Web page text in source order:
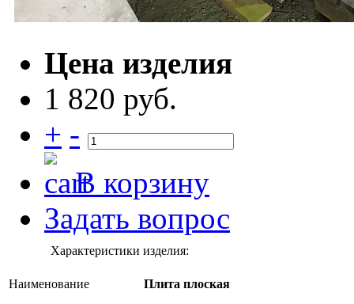
Цена изделия
1 820 руб.
+ -
В корзину
Задать вопрос
Характеристики изделия:
Наименование Плита плоская